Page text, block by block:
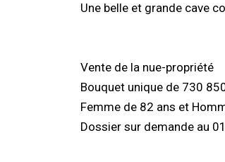
Une belle et grande cave
Vente de la nue-propriété
Bouquet unique de 730
Femme de 82 ans et
Dossier sur demande au